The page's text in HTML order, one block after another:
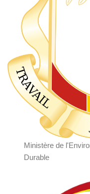
Ministère de
Durable